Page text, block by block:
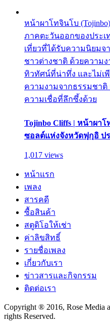
หน้าผาโทจินโบ
ภาคตะวันออกของประ
เที่ยวที่ได้รับความนิยม
ชาวต่างชาติ ด้วยความ
ทิวทัศน์ที่น่าทึ่ง และไม่เ
ความงามจากธรรมชาติ
ความเชื่อที่ลึกซึ้งด้วย
Tojinbo Cliffs | หน้าผา
ซอลต์แห่งจังหวัดฟุกุอิ ป
1,017 views
หน้าแรก
เพลง
สารคดี
ซื้อสินค้า
สตูดิโอให้เช่า
ค่าลิขสิทธิ์
รายชื่อเพลง
เกี่ยวกับเรา
ข่าวสารและกิจกรรม
ติดต่อเรา
Copyright ® 2016, Rose Media
rights Reserved.